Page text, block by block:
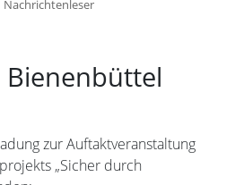
Nachrichtenleser
zur Auftaktveranstaltung
„Sicher durch